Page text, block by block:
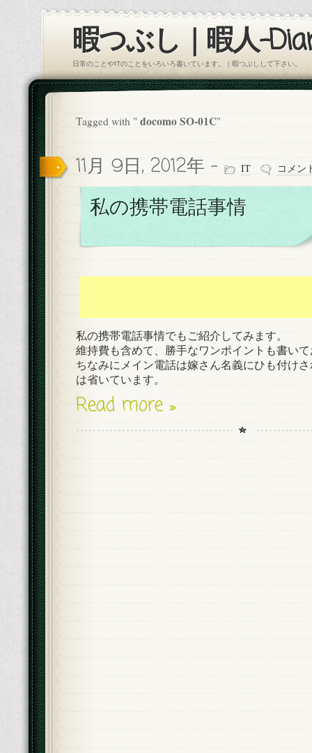
暇つぶし｜暇人-
日常のことやITのことをいろいろ書いています。｜暇つぶしして下さい。
Tagged with " docomo SO-01C"
11月 9日, 2012年 - IT コメン
私の携帯電話事情
私の携帯電話事情でもご紹介してみます。
維持費も含めて、勝手なワンポイントも書い
ちなみにメイン電話は嫁さん名義にひも付け
は省いています。
Read more »